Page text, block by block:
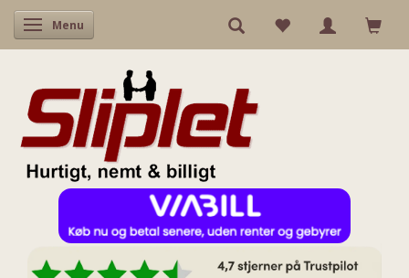
Skifte navigation
Menu